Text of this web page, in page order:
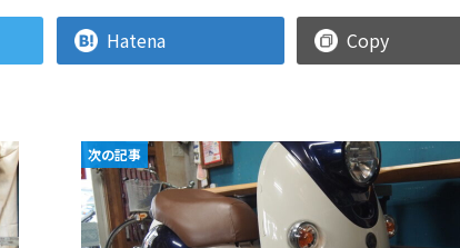
Hatena Copy
次の記事